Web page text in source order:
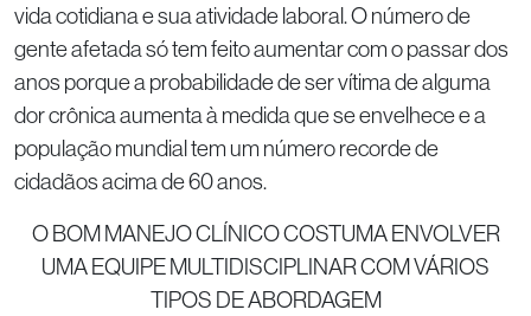
vida cotidiana e sua atividade laboral. O número de
gente afetada só tem feito aumentar com o passar dos
anos porque a probabilidade de ser vítima de alguma
dor crônica aumenta à medida que se envelhece e a
população mundial tem um número recorde de
cidadãos acima de 60 anos.
O BOM MANEJO CLÍNICO COSTUMA ENVOLVER
UMA EQUIPE MULTIDISCIPLINAR COM VÁRIOS
TIPOS DE ABORDAGEM